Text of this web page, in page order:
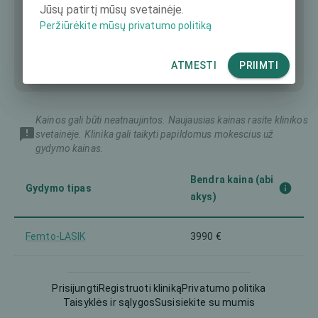
Kainos gali būti neatnaujintos. Naujausias kainas rasite klinikos
svetainėje. Klinika gali taikyti papildomus mokescius už
gydymo kainas.
Gydymo tipas
Bendra kaina (abi
akys)
Femto-LASIK 3990 €
PrisijungtiRegistruoti klinikąPrivatumo politika
Taisyklės ir sąlygosSusisiekite su mumis
Jūsų patirtį mūsų svetainėje.
Peržiūrėkite mūsų privatumo politiką
ATMESTI PRIIMTI